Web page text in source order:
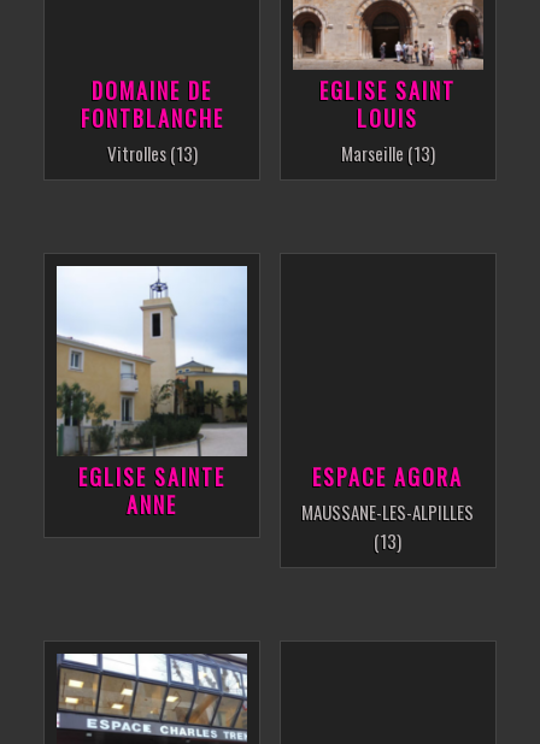
DOMAINE DE
FONTBLANCHE
Vitrolles (13)
EGLISE SAINT
LOUIS
Marseille (13)
EGLISE SAINTE
ANNE
ESPACE AGORA
MAUSSANE-LES-ALPILLES
(13)